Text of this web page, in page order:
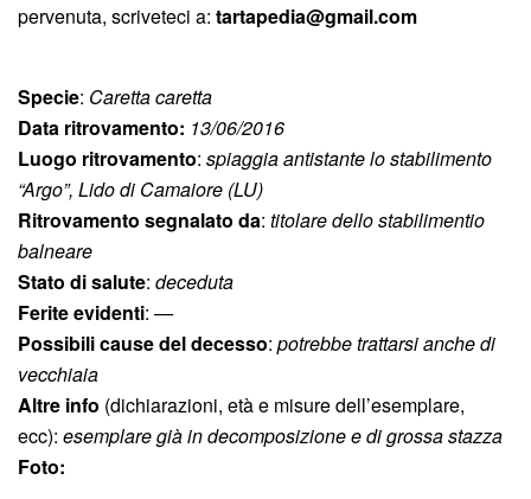
pervenuta, scriveteci a: tartapedia@gmail.com
Specie: Caretta caretta
Data ritrovamento: 13/06/2016
Luogo ritrovamento: spiaggia antistante lo stabilimento
“Argo”, Lido di Camaiore (LU)
Ritrovamento segnalato da: titolare dello stabilimentio
balneare
Stato di salute: deceduta
Ferite evidenti: —
Possibili cause del decesso: potrebbe trattarsi anche di
vecchiaia
Altre info (dichiarazioni, età e misure dell’esemplare,
ecc): esemplare già in decomposizione e di grossa stazza
Foto: